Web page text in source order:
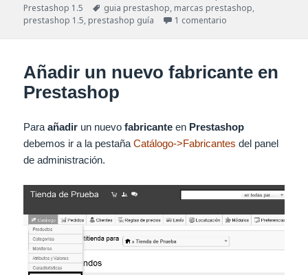
el
Prestashop 1.5
Etiquetas
guia prestashop, marcas prestashop,
prestashop 1.5, prestashop guía 1 comentario
Añadir un nuevo fabricante en
Prestashop
Paraañadir un nuevofabricante en Prestashop
debemos ir a la pestañaCatálogo->Fabricantes del panel
de administración.